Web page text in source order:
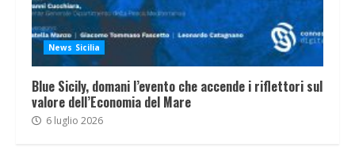
News Sicilia
Blue Sicily, domani l’evento che accende i riflettori sul
valore dell’Economia del Mare
6 luglio 2026